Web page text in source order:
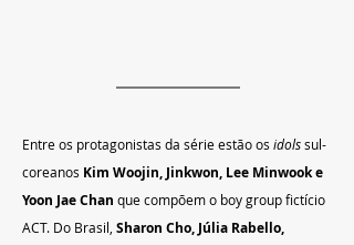
Entre os protagonistas da série estão os idols sul-
coreanos Kim Woojin, Jinkwon, Lee Minwook e
Yoon Jae Chan que compõem o boy group fictício
ACT. Do Brasil, Sharon Cho, Júlia Rabello,